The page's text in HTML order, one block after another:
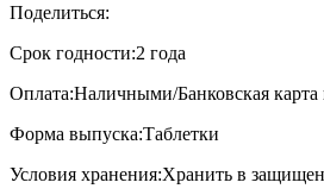
Поделиться:
Срок годности:2 года
Оплата:Наличными/Банковская
Форма выпуска:Таблетки
Условия хранения:Хранить в